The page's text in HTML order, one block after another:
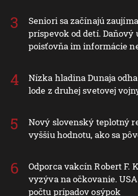
Seniori sa začínajú
príspevok od detí. Daňový
poisťovňa im informácie
Nízka hladina Dunaja
lode z druhej svetovej
Nový slovenský teplotný
vyššiu hodnotu, ako sa
Odporca vakcín Robert F.
vyzýva na očkovanie.
počtu prípadov osýpok